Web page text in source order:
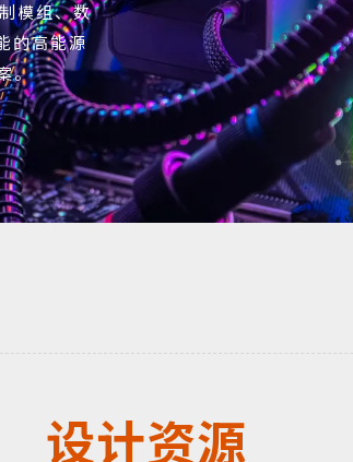
模组、数
的高能源
。
设计资源